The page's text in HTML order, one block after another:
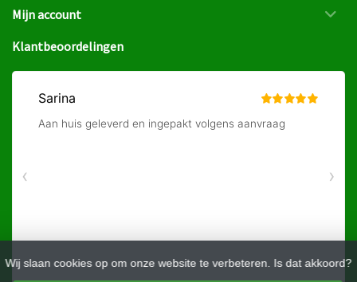
Wij slaan cookies op om onze website te verbeteren. Is dat akkoord?
Mijn account
Klantbeoordelingen